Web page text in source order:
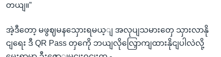
တယျ။”
အဲ့ဒီတော့ မဖွဈမနသှေားရမယ့ျ အလုပျသမားတှေ သှားလာနို
ငျရေး ဒီ QR Pass တှကေို ဘယျလိုလြှောကျထားနိုငျပါလဲလို့